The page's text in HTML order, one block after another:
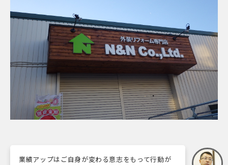
業績アップはご自身が変わる意志をもって行動が